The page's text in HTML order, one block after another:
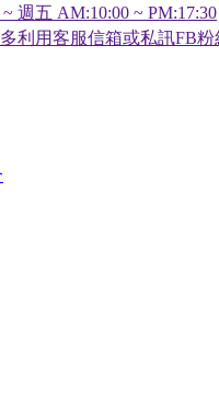
週五 AM:10:00 ~ PM:17:30
利用客服信箱或私訊FB粉